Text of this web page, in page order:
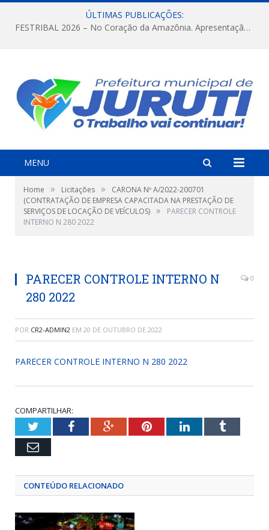
ÚLTIMAS PUBLICAÇÕES:
FESTRIBAL 2026 – No Coração da Amazônia. Apresentação da Munduruku.
MENU
Home » Licitações »
CARONA Nº A/2022-200701
(CONTRATAÇÃO DE EMPRESA CAPACITADA NA PRESTAÇÃO DE
SERVIÇOS DE LOCAÇÃO DE VEÍCULOS) »
PARECER CONTROLE
INTERNO N 280 2022
PARECER CONTROLE INTERNO N
280 2022
0
POR CR2-ADMIN2 EM 20 DE OUTUBRO DE 2022
PARECER CONTROLE INTERNO N 280 2022
COMPARTILHAR:
TwitterFacebookGoogle+PinterestLinkedInTumblr
Email
CONTEÚDO RELACIONADO